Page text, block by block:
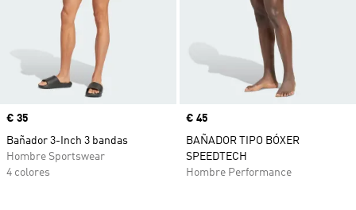
Precio
€ 35
Bañador 3-Inch 3 bandas
Hombre Sportswear
4 colores
Precio
€ 45
BAÑADOR TIPO BÓXER
SPEEDTECH
Hombre Performance